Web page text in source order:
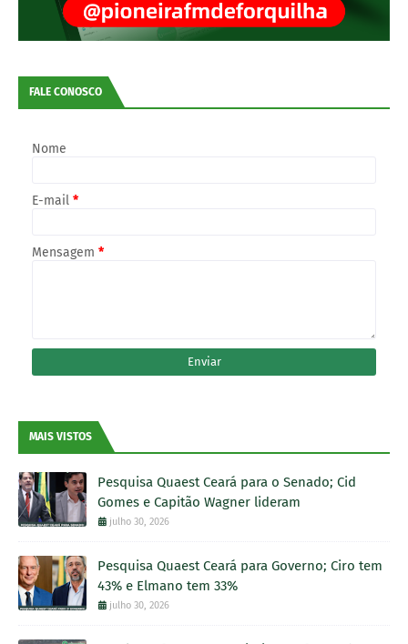
FALE CONOSCO
Nome
E-mail *
Mensagem *
MAIS VISTOS
Pesquisa Quaest Ceará para o Senado; Cid
Gomes e Capitão Wagner lideram
julho 30, 2026
Pesquisa Quaest Ceará para Governo; Ciro tem
43% e Elmano tem 33%
julho 30, 2026